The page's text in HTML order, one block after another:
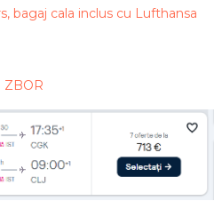
bagaj cala inclus cu Lufthansa
ZBOR